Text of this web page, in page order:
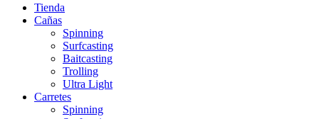
Tienda
Cañas
Spinning
Surfcasting
Baitcasting
Trolling
Ultra Light
Carretes
Spinning